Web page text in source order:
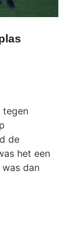
tegen
de
het een
dan